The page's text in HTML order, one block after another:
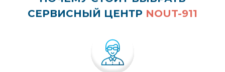
СЕРВИСНЫЙ ЦЕНТР NOUT-911